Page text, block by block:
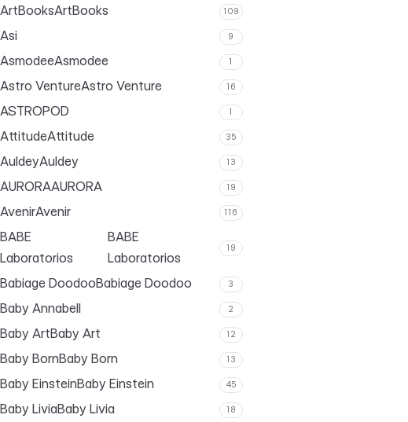
ArtBooksArtBooks 109
Asi 9
AsmodeeAsmodee 1
Astro VentureAstro Venture 16
ASTROPOD 1
AttitudeAttitude 35
AuldeyAuldey 13
AURORAAURORA 19
AvenirAvenir 116
BABE
Laboratorios
BABE
Laboratorios
19
Babiage DoodooBabiage Doodoo 3
Baby Annabell 2
Baby ArtBaby Art 12
Baby BornBaby Born 13
Baby EinsteinBaby Einstein 45
Baby LiviaBaby Livia 18